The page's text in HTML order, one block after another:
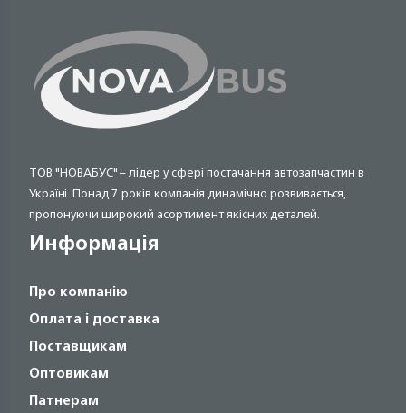
ТОВ "НОВАБУС" – лідер у сфері постачання автозапчастин в
Україні. Понад 7 років компанія динамічно розвивається,
пропонуючи широкий асортимент якісних деталей.
Информація
Про компанію
Оплата і доставка
Поставщикам
Оптовикам
Патнерам